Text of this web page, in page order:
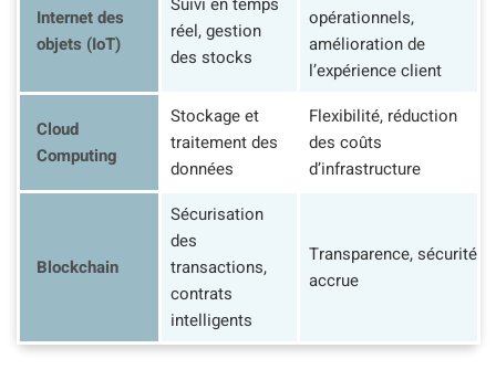
Internet des
objets (IoT)
réel, gestion
des stocks
opérationnels,
amélioration de
l’expérience client
Cloud
Computing
Stockage et
traitement des
données
Flexibilité, réduction
des coûts
d’infrastructure
Blockchain
Sécurisation
des
transactions,
contrats
intelligents
Transparence, sécurité
accrue